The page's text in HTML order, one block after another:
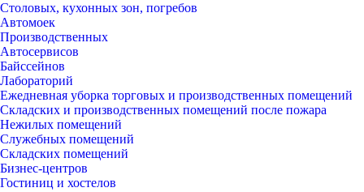
Столовых, кухонных зон, погребов
Автомоек
Производственных
Автосервисов
Байссейнов
Лабораторий
Ежедневная уборка торговых и производственных помещений
Складских и производственных помещений после пожара
Нежилых помещений
Служебных помещений
Складских помещений
Бизнес-центров
Гостиниц и хостелов